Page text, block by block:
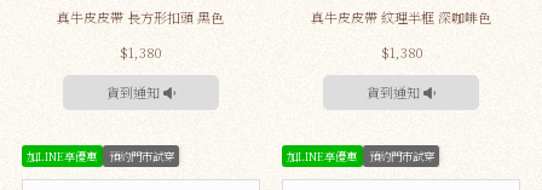
真牛皮皮帶 長方形扣頭 黑色
$1,380
貨到通知
真牛皮皮帶 紋理半框 深咖啡色
$1,380
貨到通知
加LINE享優惠 預約門市試穿 加LINE享優惠 預約門市試穿